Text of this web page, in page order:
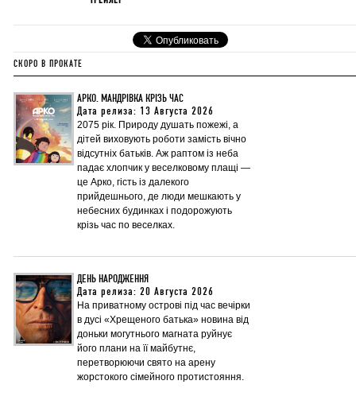
СКОРО В ПРОКАТЕ
АРКО. МАНДРІВКА КРІЗЬ ЧАС
Дата релиза: 13 Августа 2026
2075 рік. Природу душать пожежі, а
дітей виховують роботи замість вічно
відсутніх батьків. Аж раптом із неба
падає хлопчик у веселковому плащі —
це Арко, гість із далекого
прийдешнього, де люди мешкають у
небесних будинках і подорожують
крізь час по веселках.
ДЕНЬ НАРОДЖЕННЯ
Дата релиза: 20 Августа 2026
На приватному острові під час вечірки
в дусі «Хрещеного батька» новина від
доньки могутнього магната руйнує
його плани на її майбутнє,
перетворюючи свято на арену
жорстокого сімейного протистояння.